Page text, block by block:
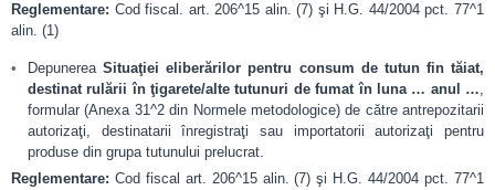
Reglementare: Cod fiscal. art. 206^15 alin. (7) şi H.G. 44/2004 pct. 77^1
alin. (1)
DepunereaSituaţiei eliberărilor pentru consum de tutun fin tăiat,
destinat rulării în ţigarete/alte tutunuri de fumat în luna … anul …,
formular (Anexa 31^2 din Normele metodologice) de către antrepozitarii
autorizaţi, destinatarii înregistraţi sau importatorii autorizaţi pentru
produse din grupa tutunului prelucrat.
Reglementare: Cod fiscal art. 206^15 alin. (7) şi H.G. 44/2004 pct. 77^1